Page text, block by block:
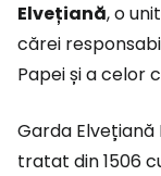
Elvețiană, o
cărei
Papei și a celor
Garda
tratat din 1506